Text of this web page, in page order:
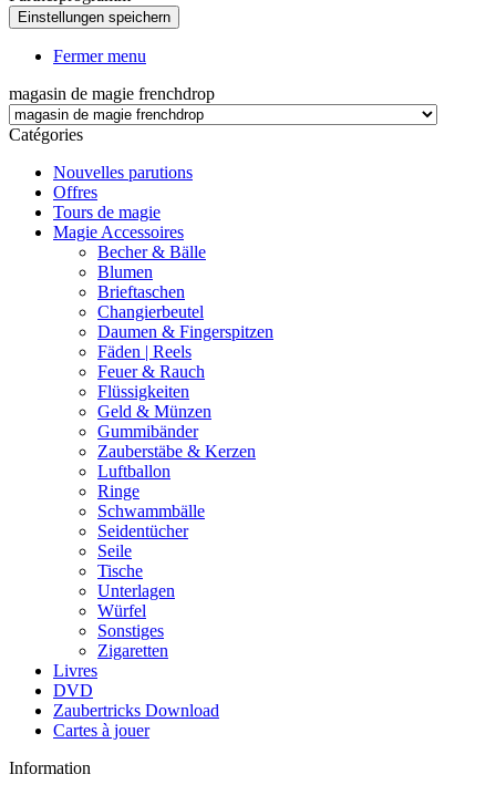
Fermer menu
magasin de magie frenchdrop
Catégories
Nouvelles parutions
Offres
Tours de magie
Magie Accessoires
Becher & Bälle
Blumen
Brieftaschen
Changierbeutel
Daumen & Fingerspitzen
Fäden | Reels
Feuer & Rauch
Flüssigkeiten
Geld & Münzen
Gummibänder
Zauberstäbe & Kerzen
Luftballon
Ringe
Schwammbälle
Seidentücher
Seile
Tische
Unterlagen
Würfel
Sonstiges
Zigaretten
Livres
DVD
Zaubertricks Download
Cartes à jouer
Information